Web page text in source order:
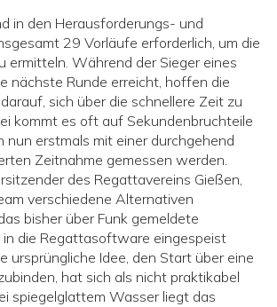
in den Herausforderungs- und
29 Vorläufe erforderlich, um die
ermitteln. Während der Sieger eines
nächste Runde erreicht, hoffen die
sich über die schnellere Zeit zu
kommt es oft auf Sekundenbruchteile
nun erstmals mit einer durchgehend
Zeitnahme gemessen werden.
des Regattavereins Gießen,
verschiedene Alternativen
bisher über Funk gemeldete
die Regattasoftware eingespeist
ursprüngliche Idee, den Start über eine
hat sich als nicht praktikabel
spiegelglattem Wasser liegt das